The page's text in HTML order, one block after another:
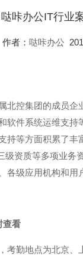
哒咔办公IT行业
作者： 哒咔办公
北控集团的成员
软件系统运维支
持等方面积累了
级资质等多项业
各级应用机构和用
查看
考勤地点为北京